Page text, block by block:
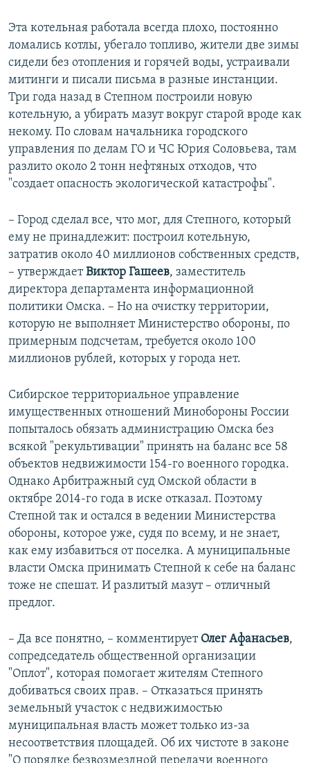
Эта котельная работала всегда плохо, постоянно
ломались котлы, убегало топливо, жители две зимы
сидели без отопления и горячей воды, устраивали
митинги и писали письма в разные инстанции.
Три года назад в Степном построили новую
котельную, а убирать мазут вокруг старой вроде как
некому. По словам начальника городского
управления по делам ГО и ЧС Юрия Соловьева, там
разлито около 2 тонн нефтяных отходов, что
"создает опасность экологической катастрофы".
– Город сделал все, что мог, для Степного, который
ему не принадлежит: построил котельную,
затратив около 40 миллионов собственных средств,
– утверждаетВиктор Гашеев, заместитель
директора департамента информационной
политики Омска. – Но на очистку территории,
которую не выполняет Министерство обороны, по
примерным подсчетам, требуется около 100
миллионов рублей, которых у города нет.
Сибирское территориальное управление
имущественных отношений Минобороны России
попыталось обязать администрацию Омска без
всякой "рекультивации" принять на баланс все 58
объектов недвижимости 154-го военного городка.
Однако Арбитражный суд Омской области в
октябре 2014-го года в иске отказал. Поэтому
Степной так и остался в ведении Министерства
обороны, которое уже, судя по всему, и не знает,
как ему избавиться от поселка. А муниципальные
власти Омска принимать Степной к себе на баланс
тоже не спешат. И разлитый мазут – отличный
предлог.
– Да все понятно, – комментирует Олег Афанасьев,
сопредседатель общественной организации
"Оплот", которая помогает жителям Степного
добиваться своих прав. – Отказаться принять
земельный участок с недвижимостью
муниципальная власть может только из-за
несоответствия площадей. Об их чистоте в законе